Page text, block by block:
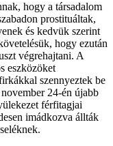
hogy a társadalom
prostituáltak,
és kedvük szerint
hogy ezután
végrehajtani. A
eszközöket
szennyeztek be
24-én újabb
férfitagjai
imádkozva állták